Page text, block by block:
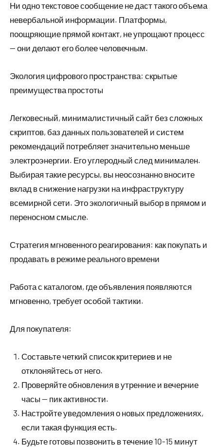
Ни одно текстовое сообщение не даст такого объема
невербальной информации. Платформы,
поощряющие прямой контакт, не упрощают процесс
— они делают его более человечным.
Экология цифрового пространства: скрытые
преимущества простоты
Легковесный, минималистичный сайт без сложных
скриптов, баз данных пользователей и систем
рекомендаций потребляет значительно меньше
электроэнергии. Его углеродный след минимален.
Выбирая такие ресурсы, вы неосознанно вносите
вклад в снижение нагрузки на инфраструктуру
всемирной сети. Это экологичный выбор в прямом и
переносном смысле.
Стратегия мгновенного реагирования: как покупать и
продавать в режиме реального времени
Работа с каталогом, где объявления появляются
мгновенно, требует особой тактики.
Для покупателя:
Составьте четкий список критериев и не
отклоняйтесь от него.
Проверяйте обновления в утренние и вечерние
часы — пик активности.
Настройте уведомления о новых предложениях,
если такая функция есть.
Будьте готовы позвонить в течение 10-15 минут